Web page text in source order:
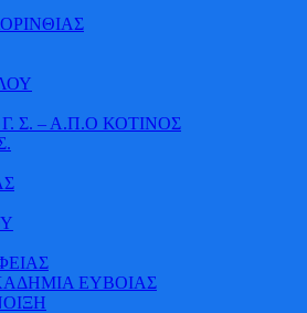
Σ. – Α.Π.Ο ΚΟΤΙΝΟΣ
ΕΥΒΟΙΑΣ